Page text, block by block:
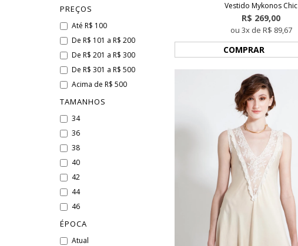
PREÇOS
Até R$ 100
De R$ 101 a R$ 200
De R$ 201 a R$ 300
De R$ 301 a R$ 500
Acima de R$ 500
TAMANHOS
34
36
38
40
42
44
46
ÉPOCA
Atual
Vestido Mykonos Chic
R$ 269,00
ou 3x de R$ 89,67
COMPRAR